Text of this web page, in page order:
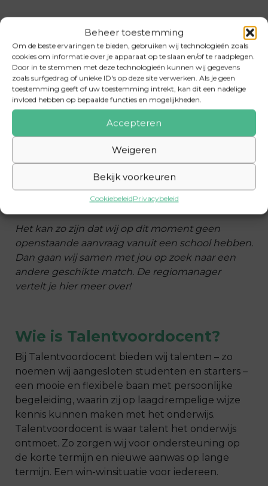
Beheer toestemming
Om de beste ervaringen te bieden, gebruiken wij technologieën zoals
cookies om informatie over je apparaat op te slaan en/of te raadplegen.
Door in te stemmen met deze technologieën kunnen wij gegevens
zoals surfgedrag of unieke ID's op deze site verwerken. Als je geen
toestemming geeft of uw toestemming intrekt, kan dit een nadelige
invloed hebben op bepaalde functies en mogelijkheden.
Accepteren
Weigeren
Bekijk voorkeuren
CookiebeleidPrivacybeleid
Van jou vraagt
Talentvoordocent…
Interesse in het onderwijs.
Onderwijservaring is een pre.
Fulltime, parttime of flexibel beschikbaar.
Iemand die pedagogisch en didactisch sterk in
de schoenen staat.
1 of meerdere dagen beschikbaar in oktober,
november, januari, maart, mei en juni.
Het kan zo zijn dat wij op dit moment geen
openstaande aanvraag vanuit een school hebben.
Dan gaan wij samen met jou op zoek naar een
andere geschikte match. De regiomanager
vertelt je hier meer over!
Wie is Talentvoordocent?
Bij Talentvoordocent bieden wij talenten – zo
noemen wij aangesloten studenten en starters –
een mooie en flexibele baan met persoonlijke
begeleiding, waarin zij op laagdrempelige wijze
kennis kunnen maken met het onderwijs.
Talentvoordocent is waar talent het onderwijs
ontmoet. Zo zorgen wij voor ondersteuning op
de korte termijn en nieuwe aanwas op lange
termijn. Een win-winsituatie voor iedereen.